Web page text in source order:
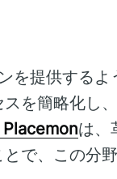
を提供するよ
を簡略化し
は、
で、この分